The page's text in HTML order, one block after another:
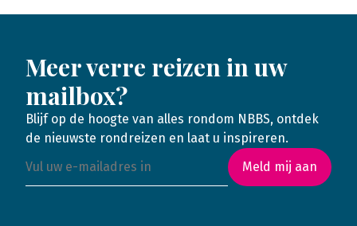
Meer verre reizen in uw
mailbox?
Blijf op de hoogte van alles rondom NBBS, ontdek
de nieuwste rondreizen en laat u inspireren.
Meld mij aan